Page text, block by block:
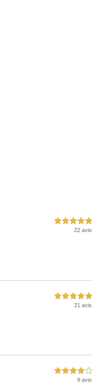
5,0 étoiles sur 5
22 avis
5,0 étoiles sur 5
21 avis
4,0 étoiles sur 5
9 avis